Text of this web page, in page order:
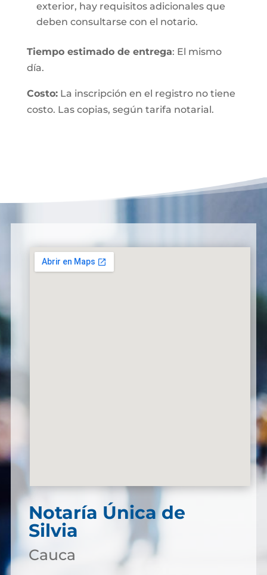
exterior, hay requisitos adicionales que
deben consultarse con el notario.
Tiempo estimado de entrega: El mismo
día.
Costo:La inscripción en el registro no tiene
costo. Las copias, según tarifa notarial.
Notaría Única de
Silvia
Cauca